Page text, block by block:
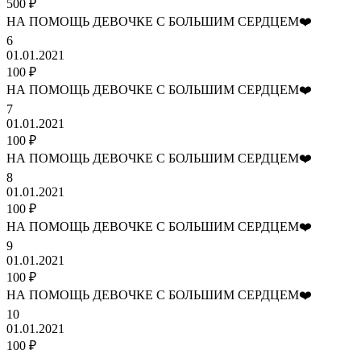
500 ₽
НА ПОМОЩЬ ДЕВОЧКЕ С БОЛЬШИМ СЕРДЦЕМ❤️
6
01.01.2021
100 ₽
НА ПОМОЩЬ ДЕВОЧКЕ С БОЛЬШИМ СЕРДЦЕМ❤️
7
01.01.2021
100 ₽
НА ПОМОЩЬ ДЕВОЧКЕ С БОЛЬШИМ СЕРДЦЕМ❤️
8
01.01.2021
100 ₽
НА ПОМОЩЬ ДЕВОЧКЕ С БОЛЬШИМ СЕРДЦЕМ❤️
9
01.01.2021
100 ₽
НА ПОМОЩЬ ДЕВОЧКЕ С БОЛЬШИМ СЕРДЦЕМ❤️
10
01.01.2021
100 ₽